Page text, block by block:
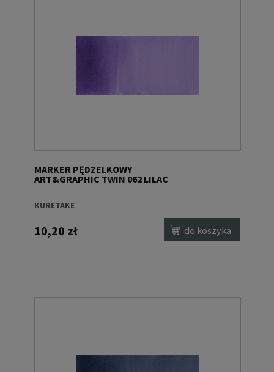
MARKER PĘDZELKOWY
ART&GRAPHIC TWIN 062 LILAC
KURETAKE
10,20 zł do koszyka